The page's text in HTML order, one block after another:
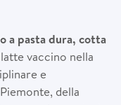
a pasta dura, cotta
vaccino nella
e
della